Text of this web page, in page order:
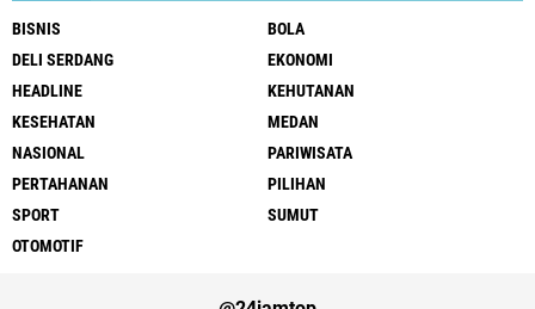
BISNIS
BOLA
DELI SERDANG
EKONOMI
HEADLINE
KEHUTANAN
KESEHATAN
MEDAN
NASIONAL
PARIWISATA
PERTAHANAN
PILIHAN
SPORT
SUMUT
OTOMOTIF